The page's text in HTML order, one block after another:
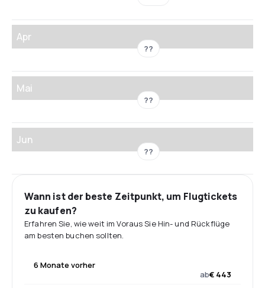
Apr
??
Mai
??
Jun
??
Wann ist der beste Zeitpunkt, um Flugtickets
zu kaufen?
Erfahren Sie, wie weit im Voraus Sie Hin- und Rückflüge
am besten buchen sollten.
6 Monate vorher
ab€ 443